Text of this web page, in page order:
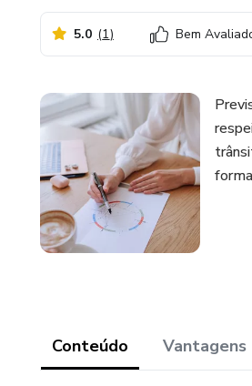
5.0 (1) Bem
Conteúdo Vantagens